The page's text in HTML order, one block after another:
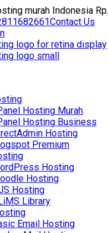
murah Indonesia
Contact Us
Hosting Murah
Hosting Business
Hosting
Premium
Hosting
Hosting
Hosting
Library
Email Hosting